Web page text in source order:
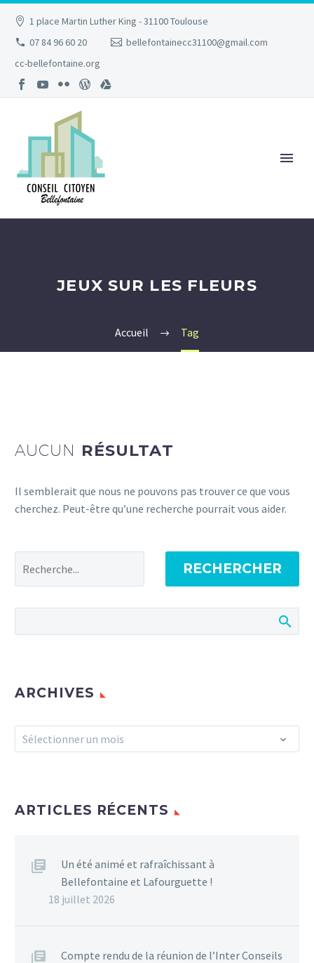
1 place Martin Luther King - 31100 Toulouse
07 84 96 60 20
bellefontainecc31100@gmail.com
cc-bellefontaine.org
JEUX SUR LES FLEURS
Accueil Tag
AUCUN RÉSULTAT
Il semblerait que nous ne pouvons pas trouver ce que vous
cherchez. Peut-être qu’une recherche pourrait vous aider.
RECHERCHER
ARCHIVES
Archives
Sélectionner un mois
ARTICLES RÉCENTS
Un été animé et rafraîchissant à
Bellefontaine et Lafourguette !
18 juillet 2026
Compte rendu de la réunion de l’Inter Conseils